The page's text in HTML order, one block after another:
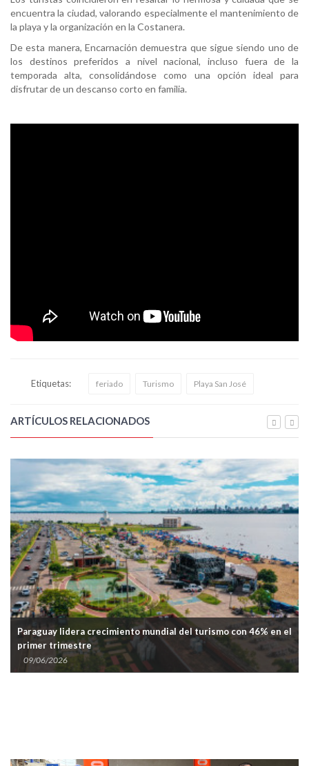
encuentra la ciudad, valorando especialmente el mantenimiento de
la playa y la organización en la Costanera.
De esta manera, Encarnación demuestra que sigue siendo uno de
los destinos preferidos a nivel nacional, incluso fuera de la
temporada alta, consolidándose como una opción ideal para
disfrutar de un descanso corto en familia.
Etiquetas: feriado Turismo Playa San José
ARTÍCULOS RELACIONADOS
Paraguay lidera crecimiento mundial del turismo con 46% en el
primer trimestre
09/06/2026